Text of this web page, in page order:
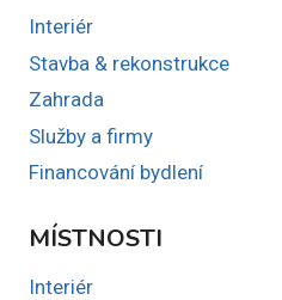
Interiér
Stavba & rekonstrukce
Zahrada
Služby a firmy
Financování bydlení
MÍSTNOSTI
Interiér